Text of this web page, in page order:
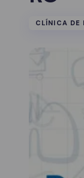
CLÍNICA DE